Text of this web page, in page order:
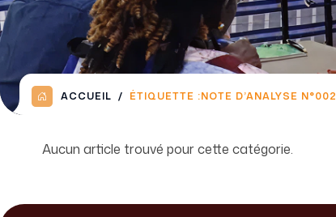
ACCUEIL ÉTIQUETTE :NOTE D’ANALYSE N°002
Aucun article trouvé pour cette catégorie.